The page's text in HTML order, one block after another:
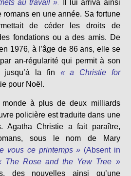
au travail ».
Il lui arriva ainsi
romans en une année. Sa fortune
de céder les droits de
fondations ou a des amis. De
1976, à l’âge de 86 ans, elle se
an-régularité qui permit à son
jusqu’à la fin « a Christie for
pour Noël.
à plus de deux milliards
policière est traduite dans une
Agatha Christie a fait paraître,
sous le nom de Mary
vous ce printemps » (Absent in
The Rose and the Yew Tree »
des nouvelles ainsi qu’une